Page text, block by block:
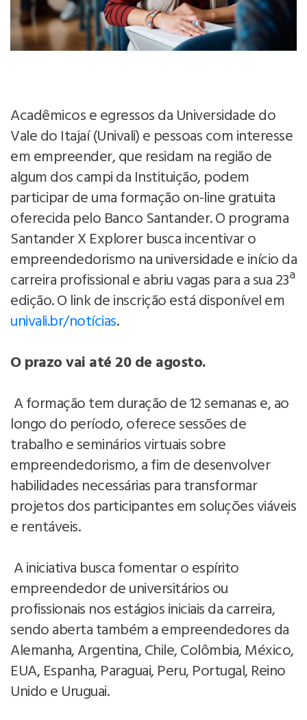
Acadêmicos e egressos da Universidade do
Vale do Itajaí (Univali) e pessoas com interesse
em empreender, que residam na região de
algum dos campi da Instituição, podem
participar de uma formação on-line gratuita
oferecida pelo Banco Santander. O programa
Santander X Explorer busca incentivar o
empreendedorismo na universidade e início da
carreira profissional e abriu vagas para a sua 23ª
edição. O link de inscrição está disponível em
univali.br/notícias.
O prazo vai até 20 de agosto.
A formação tem duração de 12 semanas e, ao
longo do período, oferece sessões de
trabalho e seminários virtuais sobre
empreendedorismo, a fim de desenvolver
habilidades necessárias para transformar
projetos dos participantes em soluções viáveis
e rentáveis.
A iniciativa busca fomentar o espírito
empreendedor de universitários ou
profissionais nos estágios iniciais da carreira,
sendo aberta também a empreendedores da
Alemanha, Argentina, Chile, Colômbia, México,
EUA, Espanha, Paraguai, Peru, Portugal, Reino
Unido e Uruguai.